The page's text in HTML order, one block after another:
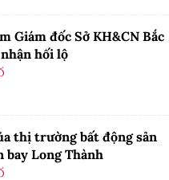
Giám đốc Sở KH&CN Bắc
hối lộ
thị trường bất động sản
bay Long Thành